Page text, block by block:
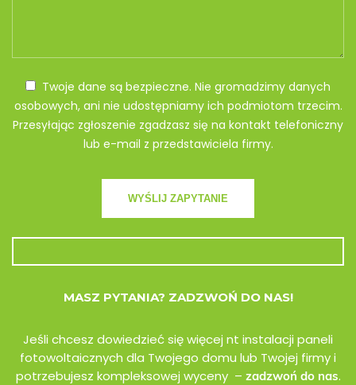
Twoje dane są bezpieczne. Nie gromadzimy danych
osobowych, ani nie udostępniamy ich podmiotom trzecim.
Przesyłając zgłoszenie zgadzasz się na kontakt telefoniczny
lub e-mail z przedstawiciela firmy.
MASZ PYTANIA? ZADZWOŃ DO NAS!
Jeśli chcesz dowiedzieć się więcej nt instalacji paneli
fotowoltaicznych dla Twojego domu lub Twojej firmy i
potrzebujesz kompleksowej wyceny – zadzwoń do nas.